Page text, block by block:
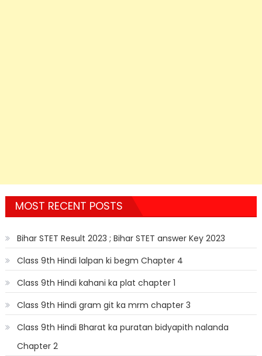
MOST RECENT POSTS
Bihar STET Result 2023 ; Bihar STET answer Key 2023
Class 9th Hindi lalpan ki begm Chapter 4
Class 9th Hindi kahani ka plat chapter 1
Class 9th Hindi gram git ka mrm chapter 3
Class 9th Hindi Bharat ka puratan bidyapith nalanda
Chapter 2